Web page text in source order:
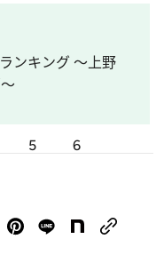
ンキング ～上野
5 6